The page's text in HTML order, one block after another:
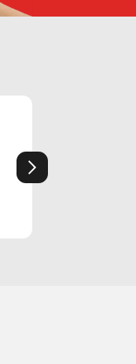
Következő